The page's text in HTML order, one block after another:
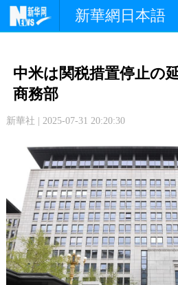
新華網日本語
文 化
中日交流
写 真
中米は関税措置停止の
商務部
新華社 | 2025-07-31 20:20:30